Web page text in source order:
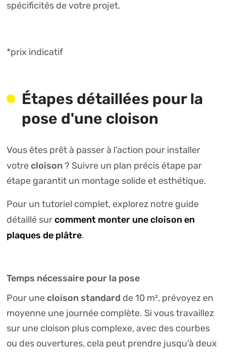
spécificités de votre projet.
*prix indicatif
Étapes détaillées pour la
pose d'une cloison
Vous êtes prêt à passer à l’action pour installer
votrecloison? Suivre un plan précis étape par
étape garantit un montage solide et esthétique.
Pour un tutoriel complet, explorez notre guide
détaillé sur comment monter une cloison en
plaques de plâtre.
Temps nécessaire pour la pose
Pour unecloison standard de 10 m², prévoyez en
moyenne une journée complète. Si vous travaillez
sur une cloison plus complexe, avec des courbes
ou des ouvertures, cela peut prendre jusqu’à deux